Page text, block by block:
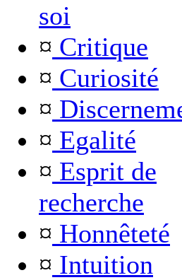
soi
¤ Critique
¤ Curiosité
¤
¤ Egalité
¤ Esprit de
recherche
¤ Honnêteté
¤ Intuition